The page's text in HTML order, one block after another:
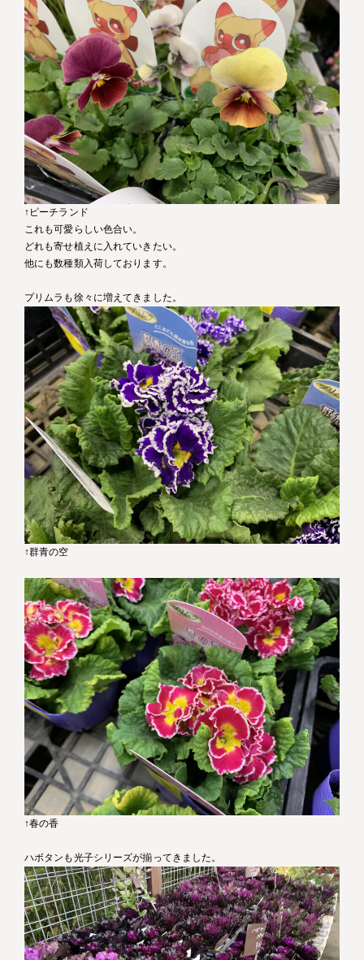
↑ピーチランド
これも可愛らしい色合い。
どれも寄せ植えに入れていきたい。
他にも数種類入荷しております。
プリムラも徐々に増えてきました。
↑群青の空
↑春の香
ハボタンも光子シリーズが揃ってきました。